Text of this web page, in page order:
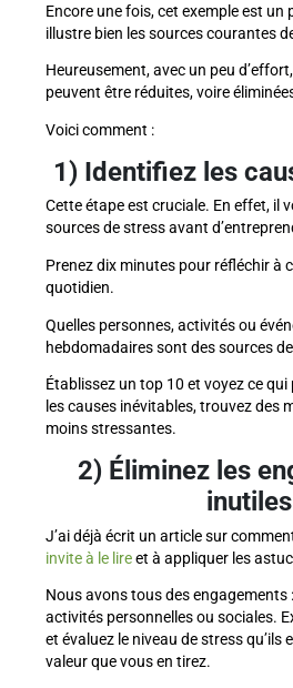
Encore une fois, cet exemple est un
illustre bien les sources courantes
Heureusement, avec un peu
peuvent être réduites, voire
Voici comment :
1) Identifiez les
Cette étape est cruciale. En effet, il
sources de stress avant
Prenez dix minutes pour réfléchir à
quotidien.
Quelles personnes, activités ou
hebdomadaires sont des sources
Établissez un top 10 et voyez ce
les causes inévitables, trouvez des
moins stressantes.
2) Éliminez les
inutiles
J’ai déjà écrit un article sur
invite à le lireet à appliquer les
Nous avons tous des engagements
activités personnelles ou sociales.
et évaluez le niveau de stress qu’ils
valeur que vous en tirez.